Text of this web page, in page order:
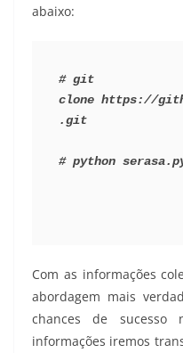
abaixo:
# git
clone https://
.git
# python
Com as informações
abordagem mais
chances de sucesso
informações iremos